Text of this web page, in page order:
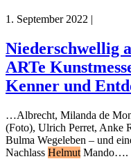
1. September 2022 |
Niederschwellig
ARTe
Kenner und
…Albrecht, Milanda de
(Foto), Ulrich Perret, Anke
Bulma Wegeleben – und
Nachlass Helmut Mando….